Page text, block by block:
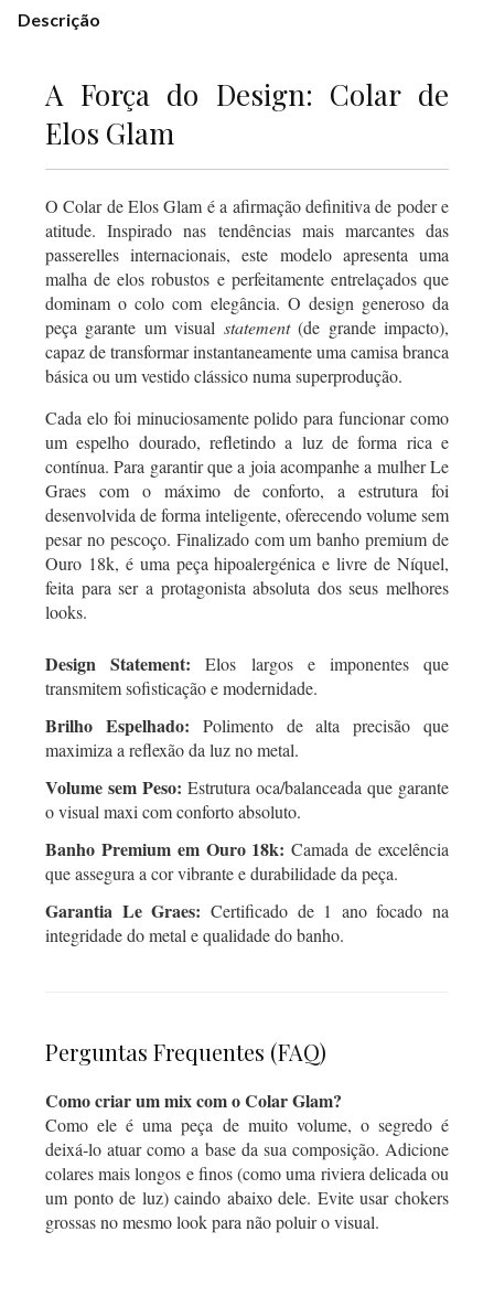
Descrição
A Força do Design: Colar de
Elos Glam
O Colar de Elos Glam é a afirmação definitiva de poder e
atitude. Inspirado nas tendências mais marcantes das
passerelles internacionais, este modelo apresenta uma
malha de elos robustos e perfeitamente entrelaçados que
dominam o colo com elegância. O design generoso da
peça garante um visual statement(de grande impacto),
capaz de transformar instantaneamente uma camisa branca
básica ou um vestido clássico numa superprodução.
Cada elo foi minuciosamente polido para funcionar como
um espelho dourado, refletindo a luz de forma rica e
contínua. Para garantir que a joia acompanhe a mulher Le
Graes com o máximo de conforto, a estrutura foi
desenvolvida de forma inteligente, oferecendo volume sem
pesar no pescoço. Finalizado com um banho premium de
Ouro 18k, é uma peça hipoalergénica e livre de Níquel,
feita para ser a protagonista absoluta dos seus melhores
looks.
Design Statement: Elos largos e imponentes que
transmitem sofisticação e modernidade.
Brilho Espelhado: Polimento de alta precisão que
maximiza a reflexão da luz no metal.
Volume sem Peso: Estrutura oca/balanceada que garante
o visual maxi com conforto absoluto.
Banho Premium em Ouro 18k: Camada de excelência
que assegura a cor vibrante e durabilidade da peça.
Garantia Le Graes: Certificado de 1 ano focado na
integridade do metal e qualidade do banho.
Perguntas Frequentes (FAQ)
Como criar um mix com o Colar Glam?
Como ele é uma peça de muito volume, o segredo é
deixá-lo atuar como a base da sua composição. Adicione
colares mais longos e finos (como uma riviera delicada ou
um ponto de luz) caindo abaixo dele. Evite usar chokers
grossas no mesmo look para não poluir o visual.